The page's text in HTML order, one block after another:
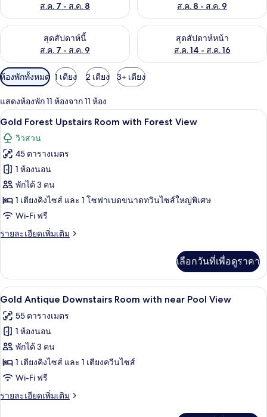
ส.ค. 7 - ส.ค. 8
ส.ค. 8 - ส.ค. 9
สุดสัปดาห์นี้
ส.ค. 7 - ส.ค. 9
ตรวจสอบจำนวนห้องพักว่างในสุดสัปดาห์นี้ ส.ค. 7 - ส.ค. 9
สุดสัปดาห์หน้า
ส.ค. 14 - ส.ค. 16
ตรวจสอบจำนวนห้องพักว่างใน
ตัว
กรอง
ที่
มี
ให้
สำหรับ
ห้อง
พัก
ห้องพักทั้งหมด 1 เตียง 2 เตียง 3+ เตียง
แสดงห้องพัก 11 ห้องจาก 11 ห้อง
เปิด
ภาพถ่าย
ทั้งหมด
ของ
Gold
Forest
Upstairs
with
Gold Forest Upstairs Room with
4
Gold Forest Upstairs Room with Forest View
วิวสวน
45 ตารางเมตร
1 ห้องนอน
พักได้ 3 คน
1 เตียงคิงไซส์ และ 1 โซฟาเบดขนาดทวินไซส์ใหญ่พิเศษ
Wi-Fi ฟรี
รายละเอียดเพิ่มเติม
ราย
เกี่ยว
กับ
Gold
Upstairs
Room
with
Forest
View
เลือกวันที่เพื่อดูราคา
เปิด
ภาพถ่าย
ทั้งหมด
ของ
Gold
Antique
Downstairs
Room
Gold Antique Downstairs Room with
1
Gold Antique Downstairs Room with near Pool View
55 ตารางเมตร
1 ห้องนอน
พักได้ 3 คน
1 เตียงคิงไซส์ และ 1 เตียงควีนไซส์
Wi-Fi ฟรี
รายละเอียดเพิ่มเติม
ราย